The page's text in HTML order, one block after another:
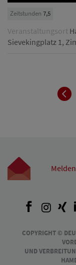
Zeitstunden 7,5
Veranstaltungsort
Sievekingplatz 1,
COPYRIGHT ©
UND